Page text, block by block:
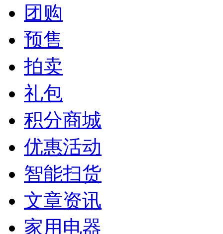
团购
预售
拍卖
礼包
积分商城
优惠活动
智能扫货
文章资讯
家用电器